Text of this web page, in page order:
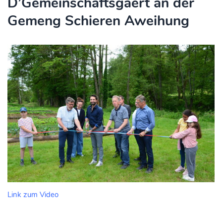
Gemeng Schieren Aweihung
Link zum Video